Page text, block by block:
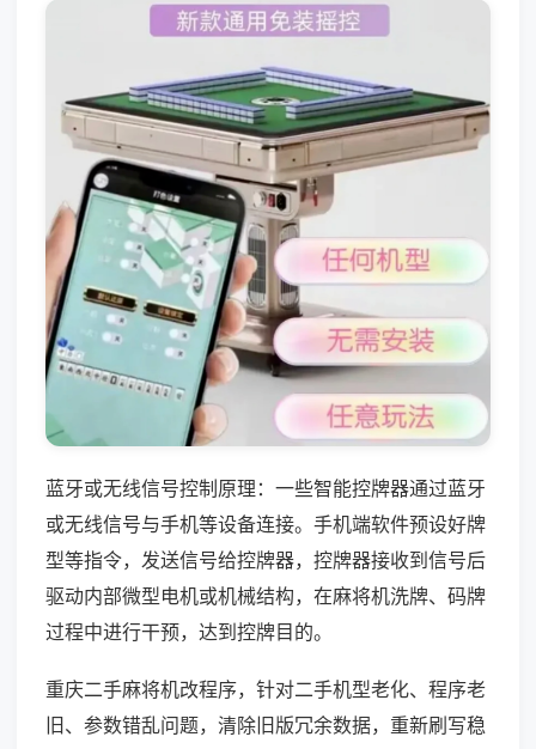
蓝牙或无线信号控制原理：一些智能控牌器通过蓝牙
或无线信号与手机等设备连接。手机端软件预设好牌
型等指令，发送信号给控牌器，控牌器接收到信号后
驱动内部微型电机或机械结构，在麻将机洗牌、码牌
过程中进行干预，达到控牌目的。
重庆二手麻将机改程序，针对二手机型老化、程序老
旧、参数错乱问题，清除旧版冗余数据，重新刷写稳